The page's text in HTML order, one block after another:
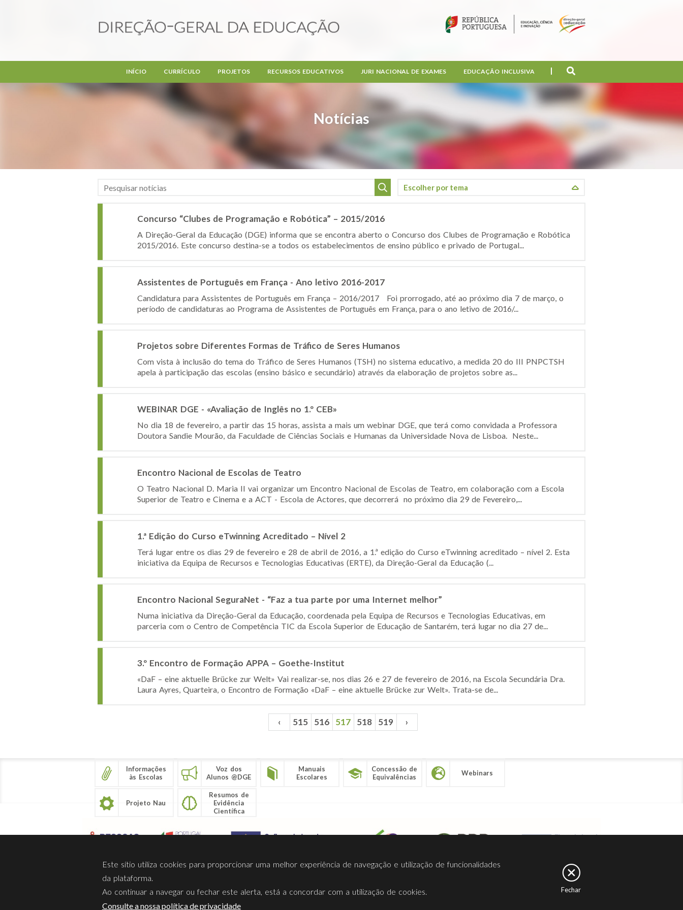
Notícias
INÍCIO CURRÍCULO PROJETOS RECURSOS EDUCATIVOS JURI NACIONAL DE EXAMES EDUCAÇÃO INCLUSIVA
Concurso “Clubes de Programação e Robótica” – 2015/2016
A Direção-Geral da Educação (DGE) informa que se encontra aberto o Concurso dos Clubes de Programação e Robótica
2015/2016. Este concurso destina-se a todos os estabelecimentos de ensino público e privado de Portugal...
Assistentes de Português em França - Ano letivo 2016-2017
Candidatura para Assistentes de Português em França – 2016/2017 Foi prorrogado, até ao próximo dia 7 de março, o
período de candidaturas ao Programa de Assistentes de Português em França, para o ano letivo de 2016/...
Projetos sobre Diferentes Formas de Tráfico de Seres Humanos
Com vista à inclusão do tema do Tráfico de Seres Humanos (TSH) no sistema educativo, a medida 20 do III PNPCTSH
apela à participação das escolas (ensino básico e secundário) através da elaboração de projetos sobre as...
WEBINAR DGE - «Avaliação de Inglês no 1.º CEB»
No dia 18 de fevereiro, a partir das 15 horas, assista a mais um webinar DGE, que terá como convidada a Professora
Doutora Sandie Mourão, da Faculdade de Ciências Sociais e Humanas da Universidade Nova de Lisboa. Neste...
Encontro Nacional de Escolas de Teatro
O Teatro Nacional D. Maria II vai organizar um Encontro Nacional de Escolas de Teatro, em colaboração com a Escola
Superior de Teatro e Cinema e a ACT - Escola de Actores, que decorrerá no próximo dia 29 de Fevereiro,...
1.ª Edição do Curso eTwinning Acreditado – Nível 2
Terá lugar entre os dias 29 de fevereiro e 28 de abril de 2016, a 1.ª edição do Curso eTwinning acreditado – nível 2. Esta
iniciativa da Equipa de Recursos e Tecnologias Educativas (ERTE), da Direção-Geral da Educação (...
Encontro Nacional SeguraNet - “Faz a tua parte por uma Internet melhor”
Numa iniciativa da Direção-Geral da Educação, coordenada pela Equipa de Recursos e Tecnologias Educativas, em
parceria com o Centro de Competência TIC da Escola Superior de Educação de Santarém, terá lugar no dia 27 de...
3.º Encontro de Formação APPA – Goethe-Institut
«DaF – eine aktuelle Brücke zur Welt» Vai realizar-se, nos dias 26 e 27 de fevereiro de 2016, na Escola Secundária Dra.
Laura Ayres, Quarteira, o Encontro de Formação «DaF – eine aktuelle Brücke zur Welt». Trata-se de...
‹ 515 516 517 518 519 ›
Informações
às Escolas
Voz dos
Alunos @DGE
Manuais
Escolares
Concessão de
Equivalências
Webinars
Projeto Nau
Resumos de
Evidência
Científica
Sobre Nós Privacidade Termos Utilização Contactos Ligações Facebook
Este sítio utiliza cookies para proporcionar uma melhor experiência de navegação e utilização de funcionalidades
da plataforma.
Ao continuar a navegar ou fechar este alerta, está a concordar com a utilização de cookies.
Consulte a nossa política de privacidade
Fechar